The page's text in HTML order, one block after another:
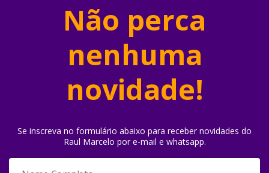
Não perca
nenhuma
novidade!
Se inscreva no formulário abaixo para receber novidades do
Raul Marcelo por e-mail e whatsapp.